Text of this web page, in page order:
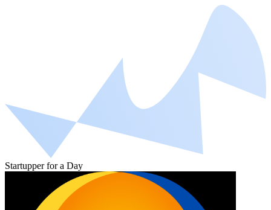
Startupper for a Day